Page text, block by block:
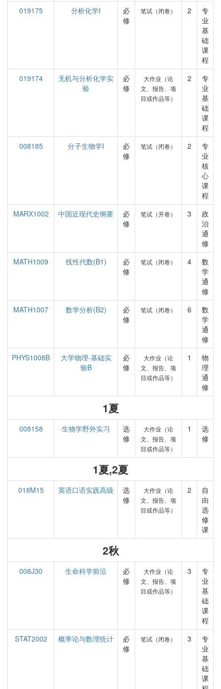
019175
分析化学I
必
修
笔试（闭卷） 2
专
业
基
础
课
程
019174
无机与分析化学实
验
必
修
大作业（论
文、报告、项
目或作品等）
2
专
业
基
础
课
程
008185
分子生物学I
必
修
笔试（闭卷） 2
专
业
核
心
课
程
MARX1002
中国近现代史纲要
必
修
笔试（开卷） 3
政
治
通
修
MATH1009
线性代数(B1)
必
修
笔试（闭卷） 4
数
学
通
修
MATH1007
数学分析(B2)
必
修
笔试（闭卷） 6
数
学
通
修
PHYS1008B
大学物理-基础实
验B
必
修
大作业（论
文、报告、项
目或作品等）
1
物
理
通
修
1夏
008158 生物学野外实习
选
修
大作业（论
文、报告、项
目或作品等）
1
选
修
1夏,2夏
018M15 英语口语实践高级
选
修
大作业（论
文、报告、项
目或作品等）
2
自
由
选
修
课
2秋
008J30 生命科学前沿
必
修
大作业（论
文、报告、项
目或作品等）
3
专
业
基
础
课
程
STAT2002
概率论与数理统计
必
修
笔试（闭卷） 3
专
业
基
础
课